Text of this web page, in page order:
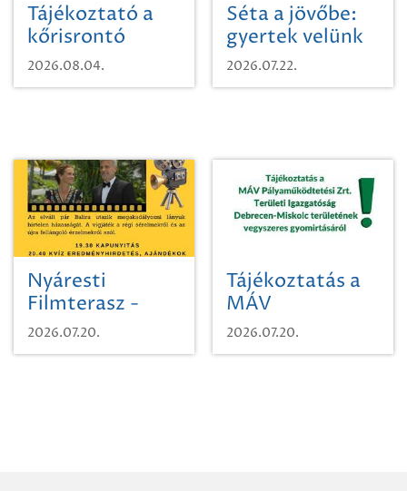
Tájékoztató a
kőrisrontó
karcsúdíszbogárról
2026.08.04.
Séta a jövőbe:
gyertek velünk
egy városi
időutazásra!
2026.07.22.
Nyáresti
Filmterasz -
Beugró a
Paradicsomba
2026.07.20.
Tájékoztatás a
MÁV
Pályaműködtetési
Zrt. Területi
2026.07.20.